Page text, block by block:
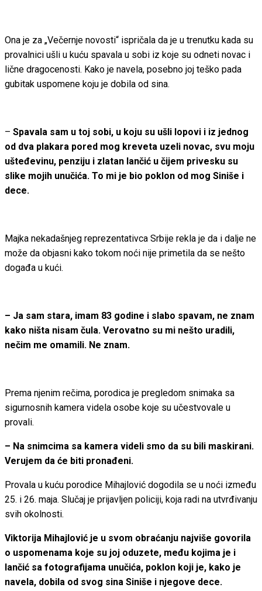
Ona je za „Večernje novosti“ ispričala da je u trenutku kada su
provalnici ušli u kuću spavala u sobi iz koje su odneti novac i
lične dragocenosti. Kako je navela, posebno joj teško pada
gubitak uspomene koju je dobila od sina.
– Spavala sam u toj sobi, u koju su ušli lopovi i iz jednog
od dva plakara pored mog kreveta uzeli novac, svu moju
ušteđevinu, penziju i zlatan lančić u čijem privesku su
slike mojih unučića. To mi je bio poklon od mog Siniše i
dece.
Majka nekadašnjeg reprezentativca Srbije rekla je da i dalje ne
može da objasni kako tokom noći nije primetila da se nešto
događa u kući.
– Ja sam stara, imam 83 godine i slabo spavam, ne znam
kako ništa nisam čula. Verovatno su mi nešto uradili,
nečim me omamili. Ne znam.
Prema njenim rečima, porodica je pregledom snimaka sa
sigurnosnih kamera videla osobe koje su učestvovale u
provali.
– Na snimcima sa kamera videli smo da su bili maskirani.
Verujem da će biti pronađeni.
Provala u kuću porodice Mihajlović dogodila se u noći između
25. i 26. maja. Slučaj je prijavljen policiji, koja radi na utvrđivanju
svih okolnosti.
Viktorija Mihajlović je u svom obraćanju najviše govorila
o uspomenama koje su joj oduzete, među kojima je i
lančić sa fotografijama unučića, poklon koji je, kako je
navela, dobila od svog sina Siniše i njegove dece.